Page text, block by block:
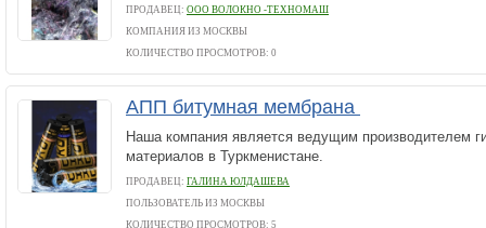
ПРОДАВЕЦ: ООО ВОЛОКНО -ТЕХНОМАШ
КОМПАНИЯ ИЗ МОСКВЫ
КОЛИЧЕСТВО ПРОСМОТРОВ: 0
АПП битумная мембрана
Наша компания является ведущим производителем
материалов в Туркменистане.
ПРОДАВЕЦ: ГАЛИНА ЮЛДАШЕВА
ПОЛЬЗОВАТЕЛЬ ИЗ МОСКВЫ
КОЛИЧЕСТВО ПРОСМОТРОВ: 5